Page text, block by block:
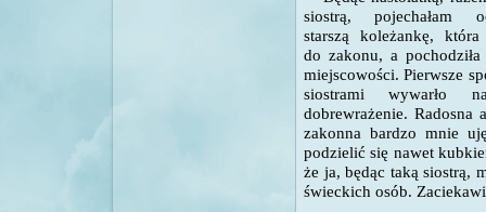
siostrą, pojechałam
starszą koleżankę, która
do zakonu, a
miejscowości. Pierwsze
siostrami wywarło
dobrewrażenie. Radosna
zakonna bardzo mnie
podzielić się nawet
że ja, będąc taką siostrą,
świeckich osób.